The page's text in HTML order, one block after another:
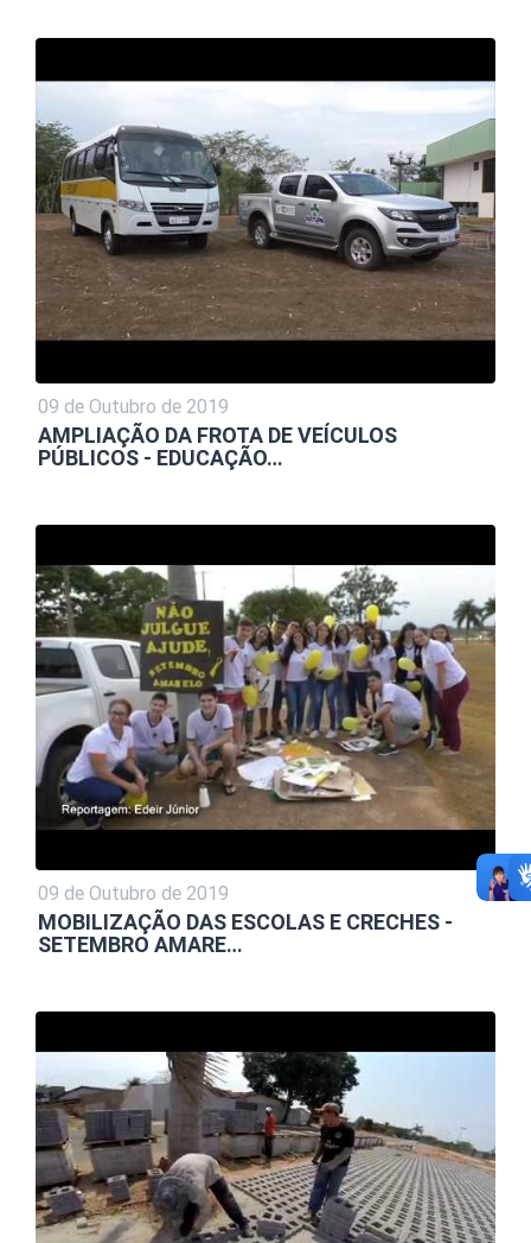
09 de Outubro de 2019
AMPLIAÇÃO DA FROTA DE VEÍCULOS
PÚBLICOS - EDUCAÇÃO…
09 de Outubro de 2019
MOBILIZAÇÃO DAS ESCOLAS E CRECHES -
SETEMBRO AMARE…